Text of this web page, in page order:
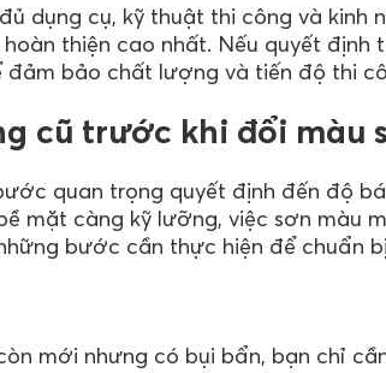
dụng cụ, kỹ thuật thi công và kinh
thiện cao nhất. Nếu quyết định
bảo chất lượng và tiến độ thi
cũ trước khi đổi màu
quan trọng quyết định đến độ
mặt càng kỹ lưỡng, việc sơn màu
bước cần thực hiện để chuẩn
mới nhưng có bụi bẩn, bạn chỉ